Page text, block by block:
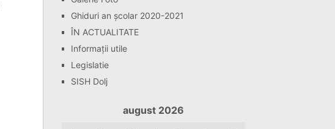
Ghiduri an școlar 2020-2021
ÎN ACTUALITATE
Informaţii utile
Legislatie
SISH Dolj
august 2026